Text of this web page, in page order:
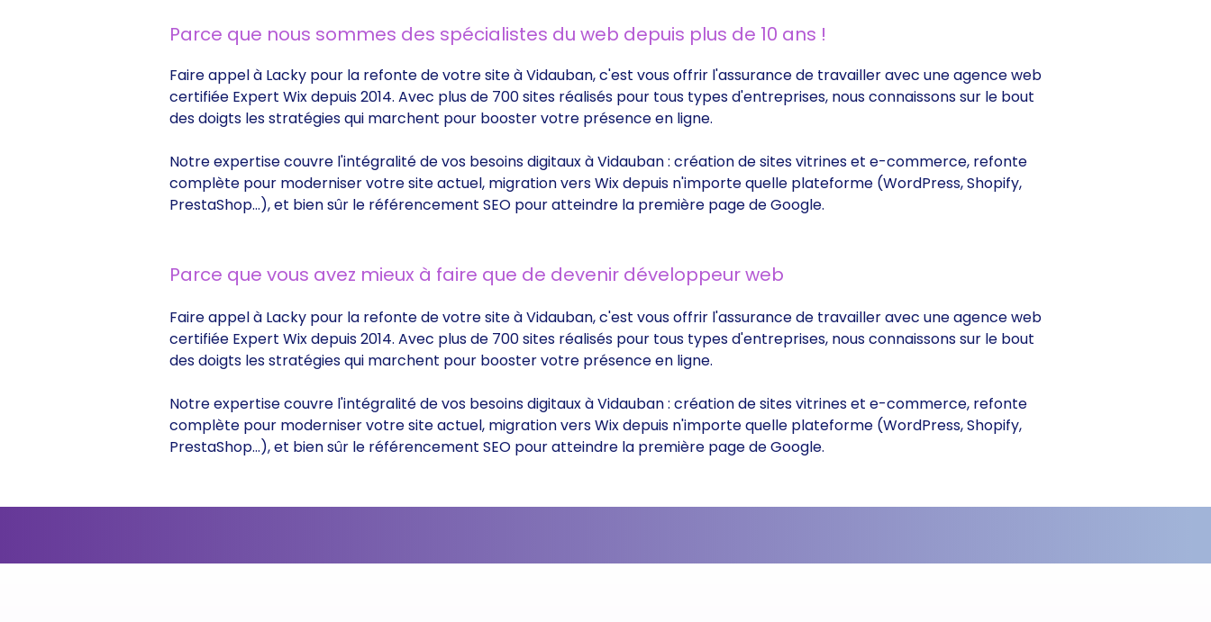
Parce que nous sommes des spécialistes du web depuis plus de 10 ans !
Faire appel à Lacky pour la refonte de votre site à Vidauban, c'est vous offrir l'assurance de travailler avec une agence web
certifiée Expert Wix depuis 2014. Avec plus de 700 sites réalisés pour tous types d'entreprises, nous connaissons sur le bout
des doigts les stratégies qui marchent pour booster votre présence en ligne.
Notre expertise couvre l'intégralité de vos besoins digitaux à Vidauban : création de sites vitrines et e-commerce, refonte
complète pour moderniser votre site actuel, migration vers Wix depuis n'importe quelle plateforme (WordPress, Shopify,
PrestaShop...), et bien sûr le référencement SEO pour atteindre la première page de Google.
Parce que vous avez mieux à faire que de devenir développeur web
Faire appel à Lacky pour la refonte de votre site à Vidauban, c'est vous offrir l'assurance de travailler avec une agence web
certifiée Expert Wix depuis 2014. Avec plus de 700 sites réalisés pour tous types d'entreprises, nous connaissons sur le bout
des doigts les stratégies qui marchent pour booster votre présence en ligne.
Notre expertise couvre l'intégralité de vos besoins digitaux à Vidauban : création de sites vitrines et e-commerce, refonte
complète pour moderniser votre site actuel, migration vers Wix depuis n'importe quelle plateforme (WordPress, Shopify,
PrestaShop...), et bien sûr le référencement SEO pour atteindre la première page de Google.